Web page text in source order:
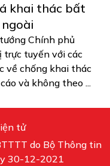
khai thác bất
Chính phủ
tuyến với các
về chống khai thác
và không theo ...
tử
do Bộ Thông tin
30-12-2021